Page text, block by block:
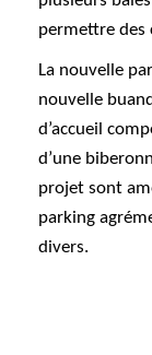
permettre des
La nouvelle
nouvelle
d’accueil
d’une
projet sont
parking
divers.